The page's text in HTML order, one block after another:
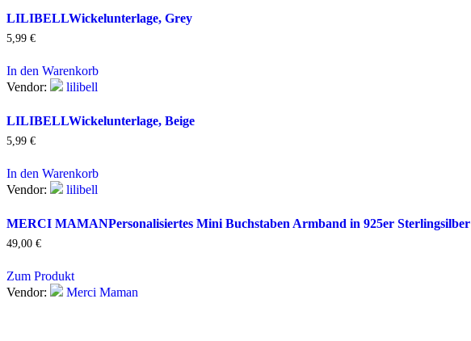
LILIBELLWickelunterlage, Grey
5,99 €
In den Warenkorb
Vendor:
lilibell
LILIBELLWickelunterlage, Beige
5,99 €
In den Warenkorb
Vendor:
lilibell
MERCI MAMANPersonalisiertes Mini Buchstaben Armband in 925er Sterlingsilber
49,00 €
Zum Produkt
Vendor:
Merci Maman